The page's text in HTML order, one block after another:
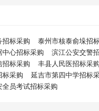
招标采购
泰州市核泰俞垛招
中心招标采购
滨江公安交警
招标采购
丰县人民医招标采
标采购
延吉市第四中学招标
全员考试招标采购